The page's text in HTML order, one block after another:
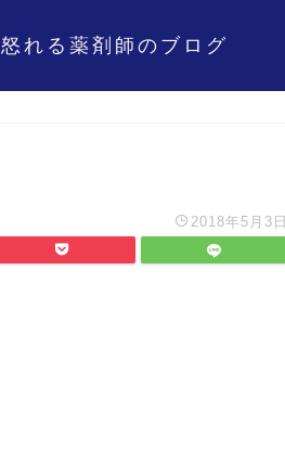
怒れる薬剤師のブログ
2018年5月3日